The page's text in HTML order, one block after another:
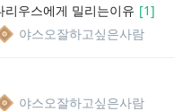
우스에게 밀리는이유 [1]
야스오잘하고싶은사람
야스오잘하고싶은사람